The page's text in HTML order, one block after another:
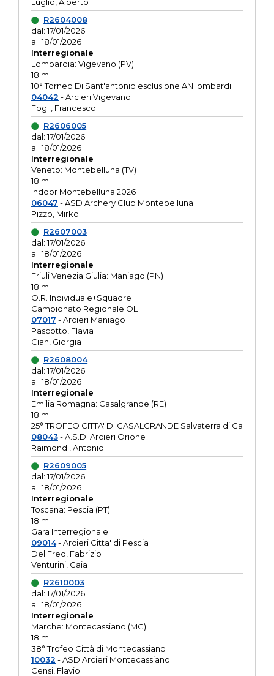
R2604008
dal: 17/01/2026
al: 18/01/2026
Interregionale
Lombardia: Vigevano (PV)
18 m
10° Torneo Di Sant'antonio esclusione AN lombardi
04042 - Arcieri Vigevano
Fogli, Francesco
R2606005
dal: 17/01/2026
al: 18/01/2026
Interregionale
Veneto: Montebelluna (TV)
18 m
Indoor Montebelluna 2026
06047 - ASD Archery Club Montebelluna
Pizzo, Mirko
R2607003
dal: 17/01/2026
al: 18/01/2026
Interregionale
Friuli Venezia Giulia: Maniago (PN)
18 m
O.R. Individuale+Squadre
Campionato Regionale OL
07017 - Arcieri Maniago
Pascotto, Flavia
Cian, Giorgia
R2608004
dal: 17/01/2026
al: 18/01/2026
Interregionale
Emilia Romagna: Casalgrande (RE)
18 m
25° TROFEO CITTA' DI CASALGRANDE Salvaterra di Ca
08043- A.S.D. Arcieri Orione
Raimondi, Antonio
R2609005
dal: 17/01/2026
al: 18/01/2026
Interregionale
Toscana: Pescia (PT)
18 m
Gara Interregionale
09014- Arcieri Citta' di Pescia
Del Freo, Fabrizio
Venturini, Gaia
R2610003
dal: 17/01/2026
al: 18/01/2026
Interregionale
Marche: Montecassiano (MC)
18 m
38° Trofeo Città di Montecassiano
10032 - ASD Arcieri Montecassiano
Censi, Flavio